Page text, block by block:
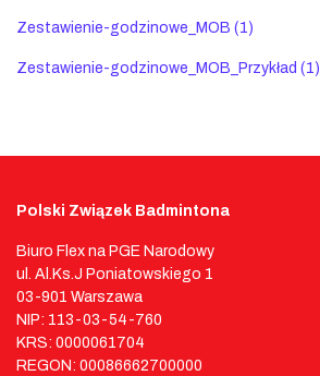
Zestawienie-godzinowe_MOB (1)
Zestawienie-godzinowe_MOB_Przykład (1)
Polski Związek Badmintona
Biuro Flex na PGE Narodowy
ul. Al.Ks.J Poniatowskiego 1
03-901 Warszawa
NIP: 113-03-54-760
KRS: 0000061704
REGON: 00086662700000